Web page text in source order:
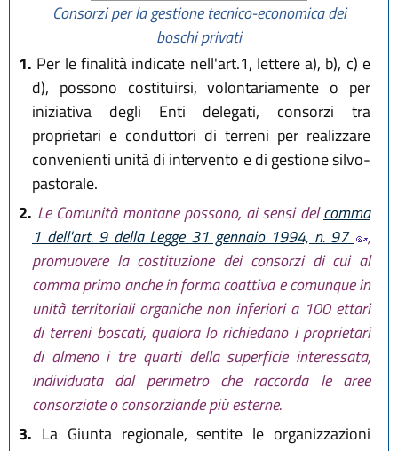
Consorzi per la gestione tecnico-economica dei
boschi privati
1. Per le finalità indicate nell'art.1, lettere a), b), c) e
d), possono costituirsi, volontariamente o per
iniziativa degli Enti delegati, consorzi tra
proprietari e conduttori di terreni per realizzare
convenienti unità di intervento e di gestione silvo-
pastorale.
2. Le Comunità montane possono, ai sensi delcomma
1 dell'art. 9 della Legge 31 gennaio 1994, n. 97
,
promuovere la costituzione dei consorzi di cui al
comma primo anche in forma coattiva e comunque in
unità territoriali organiche non inferiori a 100 ettari
di terreni boscati, qualora lo richiedano i proprietari
di almeno i tre quarti della superficie interessata,
individuata dal perimetro che raccorda le aree
consorziate o consorziande più esterne.
3. La Giunta regionale, sentite le organizzazioni